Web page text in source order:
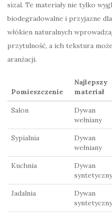
sizal. Te materiały nie tylko
biodegradowalne i przyjazne
włókien naturalnych
przytulność, a ich tekstura
aranżacji.
Pomieszczenie
Najlepszy
materiał
Salon
Dywan
wełniany
Sypialnia
Dywan
wełniany
Kuchnia
Dywan
syntetyczny
Jadalnia
Dywan
syntetyczny